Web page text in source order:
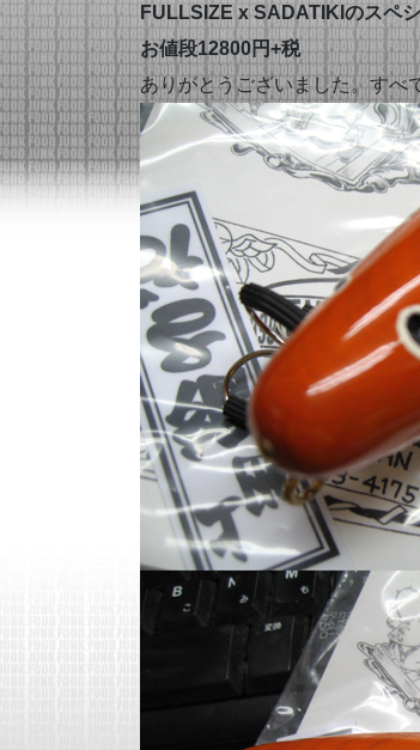
FULLSIZE x SADATIKIのスペ
お値段12800円+税
ありがとうございました。すべ